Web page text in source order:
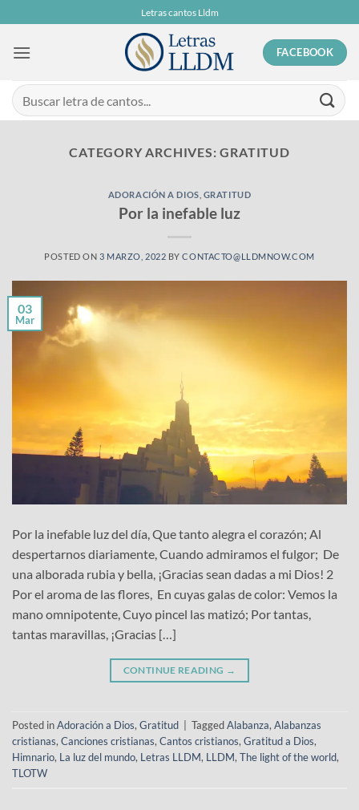
to
content
Letras cantos Lldm
FACEBOOK
CATEGORY ARCHIVES:GRATITUD
ADORACIÓN A DIOS GRATITUD
Por la inefable luz
POSTED ON 3 MARZO, 2022 BYCONTACTO@LLDMNOW.COM
03
Mar
Por la inefable luz del día, Que tanto alegra el corazón; Al
despertarnos diariamente, Cuando admiramos el fulgor; De
una alborada rubia y bella, ¡Gracias sean dadas a mi Dios! 2
Por el aroma de las flores, En cuyas galas de color: Vemos la
mano omnipotente, Cuyo pincel las matizó; Por tantas,
tantas maravillas, ¡Gracias […]
CONTINUE READING →
Posted inAdoración a Dios, Gratitud TaggedAlabanza, Alabanzas
cristianas, Canciones cristianas, Cantos cristianos, Gratitud a Dios,
Himnario, La luz del mundo, Letras LLDM, LLDM, The light of the world,
TLOTW